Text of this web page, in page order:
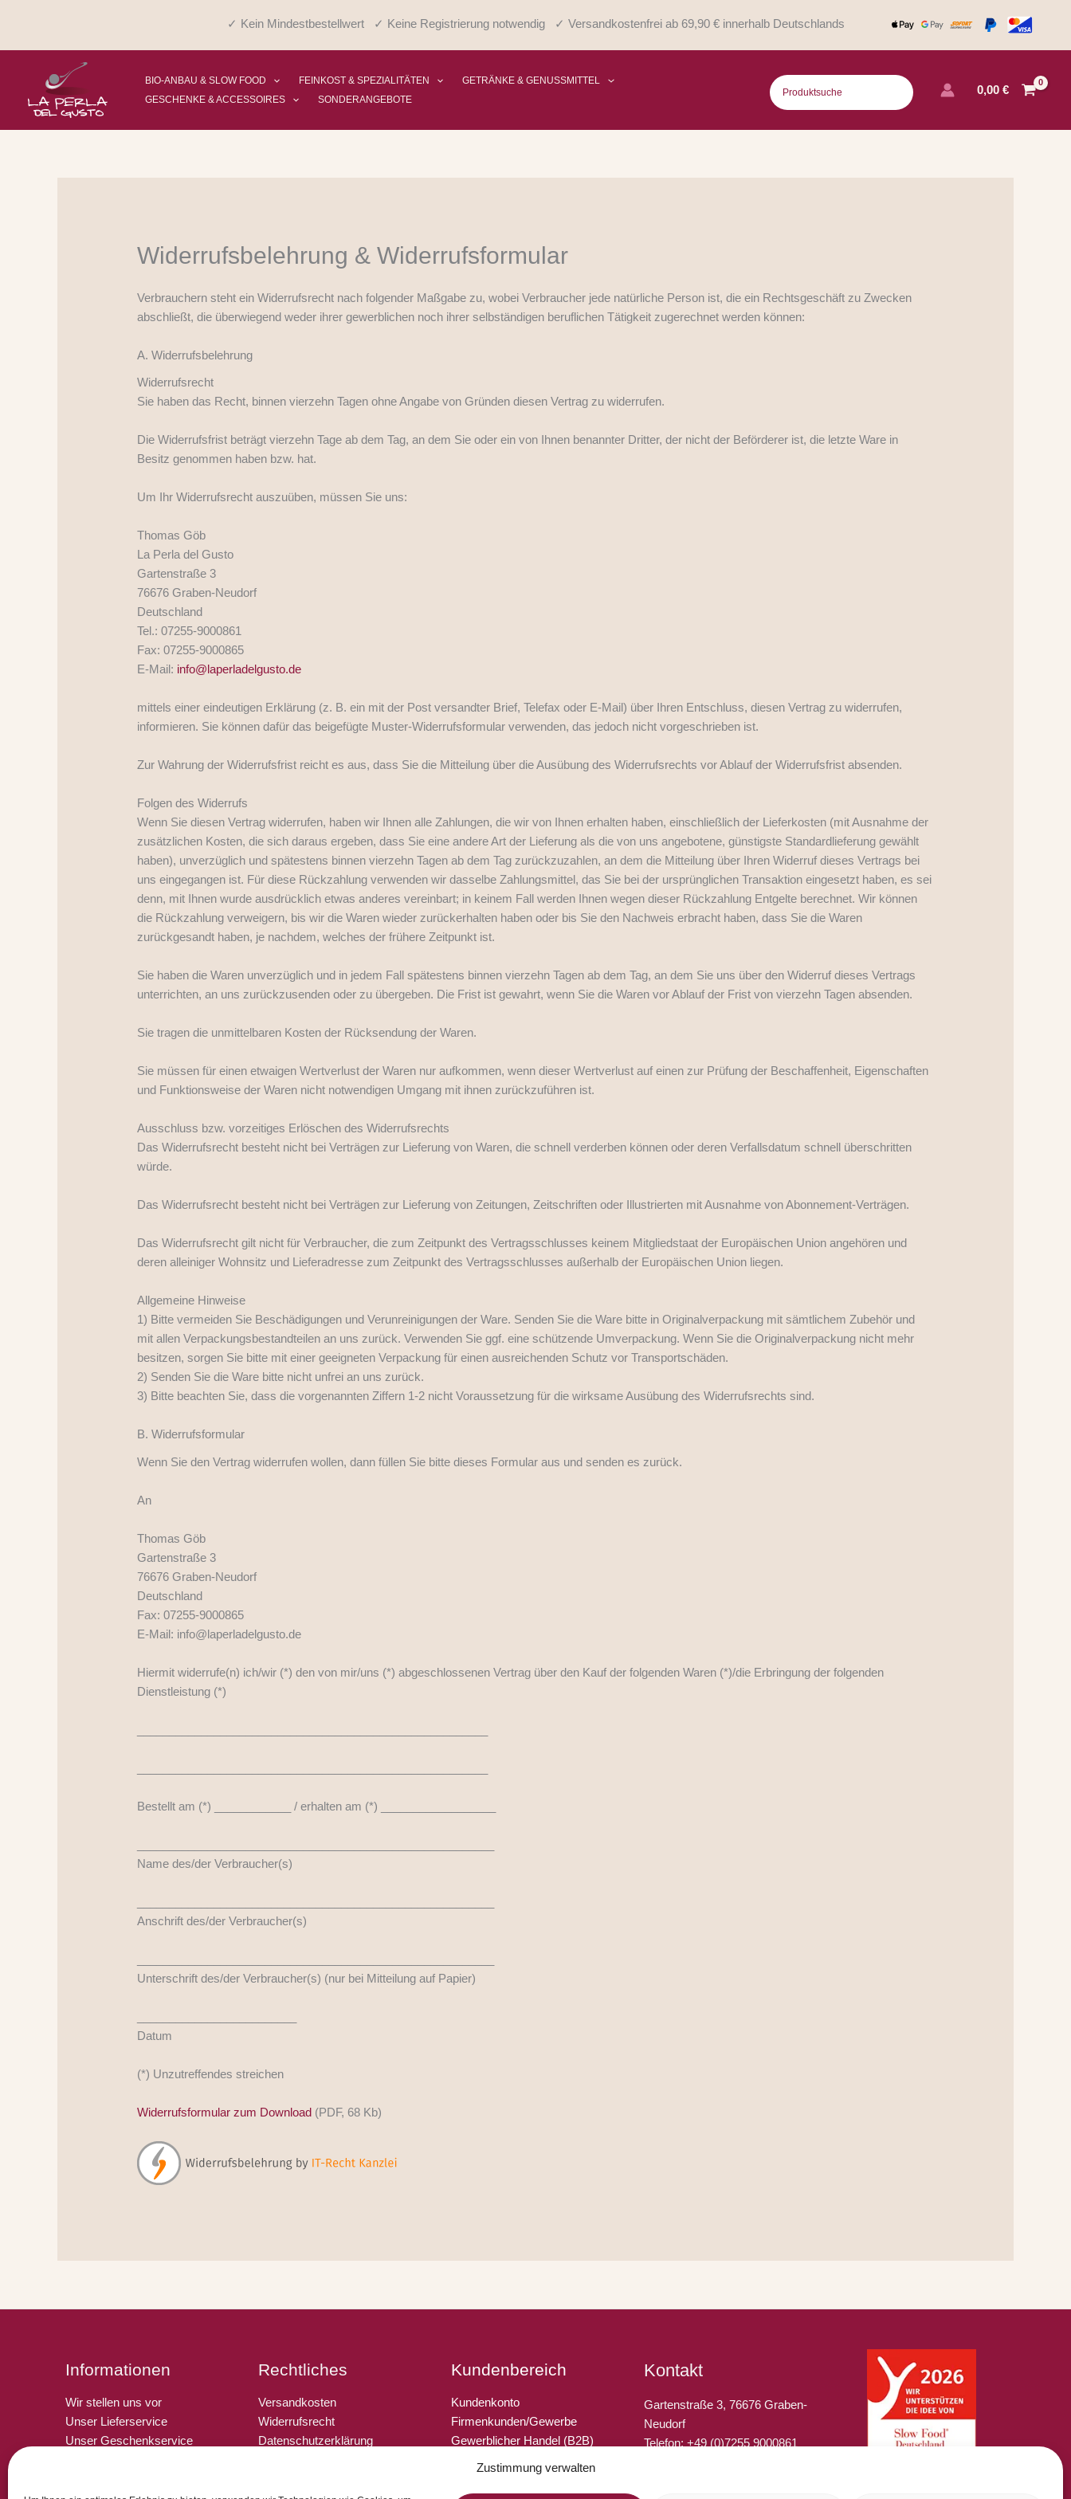
Zustimmung verwalten
✓ Kein Mindestbestellwert ✓ Keine Registrierung notwendig ✓ Versandkostenfrei ab 69,90 € innerhalb Deutschlands
BIO-ANBAU & SLOW FOOD FEINKOST & SPEZIALITÄTEN
GETRÄNKE & GENUSSMITTEL
GESCHENKE & ACCESSOIRES
SONDERANGEBOTE
0,00 €
Widerrufsbelehrung & Widerrufsformular
Verbrauchern steht ein Widerrufsrecht nach folgender Maßgabe zu, wobei Verbraucher jede natürliche Person ist, die ein Rechtsgeschäft zu Zwecken
abschließt, die überwiegend weder ihrer gewerblichen noch ihrer selbständigen beruflichen Tätigkeit zugerechnet werden können:
A. Widerrufsbelehrung
Widerrufsrecht
Sie haben das Recht, binnen vierzehn Tagen ohne Angabe von Gründen diesen Vertrag zu widerrufen.
Die Widerrufsfrist beträgt vierzehn Tage ab dem Tag, an dem Sie oder ein von Ihnen benannter Dritter, der nicht der Beförderer ist, die letzte Ware in
Besitz genommen haben bzw. hat.
Um Ihr Widerrufsrecht auszuüben, müssen Sie uns:
Thomas Göb
La Perla del Gusto
Gartenstraße 3
76676 Graben-Neudorf
Deutschland
Tel.: 07255-9000861
Fax: 07255-9000865
E-Mail: info@laperladelgusto.de
mittels einer eindeutigen Erklärung (z. B. ein mit der Post versandter Brief, Telefax oder E-Mail) über Ihren Entschluss, diesen Vertrag zu widerrufen,
informieren. Sie können dafür das beigefügte Muster-Widerrufsformular verwenden, das jedoch nicht vorgeschrieben ist.
Zur Wahrung der Widerrufsfrist reicht es aus, dass Sie die Mitteilung über die Ausübung des Widerrufsrechts vor Ablauf der Widerrufsfrist absenden.
Folgen des Widerrufs
Wenn Sie diesen Vertrag widerrufen, haben wir Ihnen alle Zahlungen, die wir von Ihnen erhalten haben, einschließlich der Lieferkosten (mit Ausnahme der
zusätzlichen Kosten, die sich daraus ergeben, dass Sie eine andere Art der Lieferung als die von uns angebotene, günstigste Standardlieferung gewählt
haben), unverzüglich und spätestens binnen vierzehn Tagen ab dem Tag zurückzuzahlen, an dem die Mitteilung über Ihren Widerruf dieses Vertrags bei
uns eingegangen ist. Für diese Rückzahlung verwenden wir dasselbe Zahlungsmittel, das Sie bei der ursprünglichen Transaktion eingesetzt haben, es sei
denn, mit Ihnen wurde ausdrücklich etwas anderes vereinbart; in keinem Fall werden Ihnen wegen dieser Rückzahlung Entgelte berechnet. Wir können
die Rückzahlung verweigern, bis wir die Waren wieder zurückerhalten haben oder bis Sie den Nachweis erbracht haben, dass Sie die Waren
zurückgesandt haben, je nachdem, welches der frühere Zeitpunkt ist.
Sie haben die Waren unverzüglich und in jedem Fall spätestens binnen vierzehn Tagen ab dem Tag, an dem Sie uns über den Widerruf dieses Vertrags
unterrichten, an uns zurückzusenden oder zu übergeben. Die Frist ist gewahrt, wenn Sie die Waren vor Ablauf der Frist von vierzehn Tagen absenden.
Sie tragen die unmittelbaren Kosten der Rücksendung der Waren.
Sie müssen für einen etwaigen Wertverlust der Waren nur aufkommen, wenn dieser Wertverlust auf einen zur Prüfung der Beschaffenheit, Eigenschaften
und Funktionsweise der Waren nicht notwendigen Umgang mit ihnen zurückzuführen ist.
Ausschluss bzw. vorzeitiges Erlöschen des Widerrufsrechts
Das Widerrufsrecht besteht nicht bei Verträgen zur Lieferung von Waren, die schnell verderben können oder deren Verfallsdatum schnell überschritten
würde.
Das Widerrufsrecht besteht nicht bei Verträgen zur Lieferung von Zeitungen, Zeitschriften oder Illustrierten mit Ausnahme von Abonnement-Verträgen.
Das Widerrufsrecht gilt nicht für Verbraucher, die zum Zeitpunkt des Vertragsschlusses keinem Mitgliedstaat der Europäischen Union angehören und
deren alleiniger Wohnsitz und Lieferadresse zum Zeitpunkt des Vertragsschlusses außerhalb der Europäischen Union liegen.
Allgemeine Hinweise
1) Bitte vermeiden Sie Beschädigungen und Verunreinigungen der Ware. Senden Sie die Ware bitte in Originalverpackung mit sämtlichem Zubehör und
mit allen Verpackungsbestandteilen an uns zurück. Verwenden Sie ggf. eine schützende Umverpackung. Wenn Sie die Originalverpackung nicht mehr
besitzen, sorgen Sie bitte mit einer geeigneten Verpackung für einen ausreichenden Schutz vor Transportschäden.
2) Senden Sie die Ware bitte nicht unfrei an uns zurück.
3) Bitte beachten Sie, dass die vorgenannten Ziffern 1-2 nicht Voraussetzung für die wirksame Ausübung des Widerrufsrechts sind.
B. Widerrufsformular
Wenn Sie den Vertrag widerrufen wollen, dann füllen Sie bitte dieses Formular aus und senden es zurück.
An
Thomas Göb
Gartenstraße 3
76676 Graben-Neudorf
Deutschland
Fax: 07255-9000865
E-Mail: info@laperladelgusto.de
Hiermit widerrufe(n) ich/wir (*) den von mir/uns (*) abgeschlossenen Vertrag über den Kauf der folgenden Waren (*)/die Erbringung der folgenden
Dienstleistung (*)
Bestellt am (*) ____________ / erhalten am (*) __________________
Name des/der Verbraucher(s)
Anschrift des/der Verbraucher(s)
Unterschrift des/der Verbraucher(s) (nur bei Mitteilung auf Papier)
Datum
(*) Unzutreffendes streichen
Widerrufsformular zum Download (PDF, 68 Kb)
Informationen
Wir stellen uns vor
Unser Lieferservice
Unser Geschenkservice
Rechtliches
Versandkosten
Widerrufsrecht
Datenschutzerklärung
Kundenbereich
Kundenkonto
Firmenkunden/Gewerbe
Gewerblicher Handel (B2B)
Gutschein verschenken
Kontakt
Gartenstraße 3, 76676 Graben-
Neudorf
Telefon: +49 (0)7255 9000861